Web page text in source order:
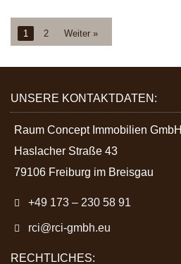
1 2 Weiter »
UNSERE KONTAKTDATEN:
Raum Concept Immobilien GmbH
Haslacher Straße 43
79106 Freiburg im Breisgau
+49 173 – 230 58 91
rci@rci-gmbh.eu
RECHTLICHES: